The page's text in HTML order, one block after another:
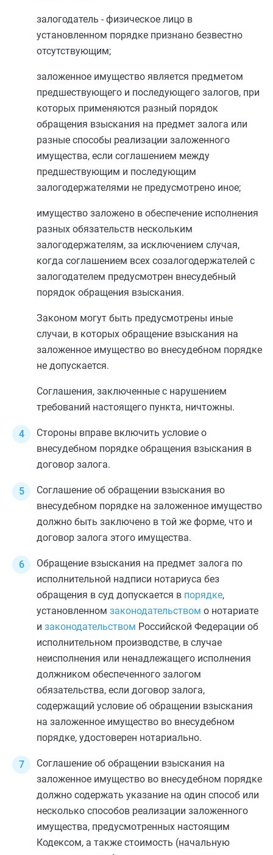
залогодатель - физическое лицо в
установленном порядке признано безвестно
отсутствующим;
заложенное имущество является предметом
предшествующего и последующего залогов, при
которых применяются разный порядок
обращения взыскания на предмет залога или
разные способы реализации заложенного
имущества, если соглашением между
предшествующим и последующим
залогодержателями не предусмотрено иное;
имущество заложено в обеспечение исполнения
разных обязательств нескольким
залогодержателям, за исключением случая,
когда соглашением всех созалогодержателей с
залогодателем предусмотрен внесудебный
порядок обращения взыскания.
Законом могут быть предусмотрены иные
случаи, в которых обращение взыскания на
заложенное имущество во внесудебном порядке
не допускается.
Соглашения, заключенные с нарушением
требований настоящего пункта, ничтожны.
Стороны вправе включить условие о
внесудебном порядке обращения взыскания в
договор залога.
Соглашение об обращении взыскания во
внесудебном порядке на заложенное имущество
должно быть заключено в той же форме, что и
договор залога этого имущества.
Обращение взыскания на предмет залога по
исполнительной надписи нотариуса без
обращения в суд допускается в порядке,
установленном законодательством о нотариате
и законодательством Российской Федерации об
исполнительном производстве, в случае
неисполнения или ненадлежащего исполнения
должником обеспеченного залогом
обязательства, если договор залога,
содержащий условие об обращении взыскания
на заложенное имущество во внесудебном
порядке, удостоверен нотариально.
Соглашение об обращении взыскания на
заложенное имущество во внесудебном порядке
должно содержать указание на один способ или
несколько способов реализации заложенного
имущества, предусмотренных настоящим
Кодексом, а также стоимость (начальную